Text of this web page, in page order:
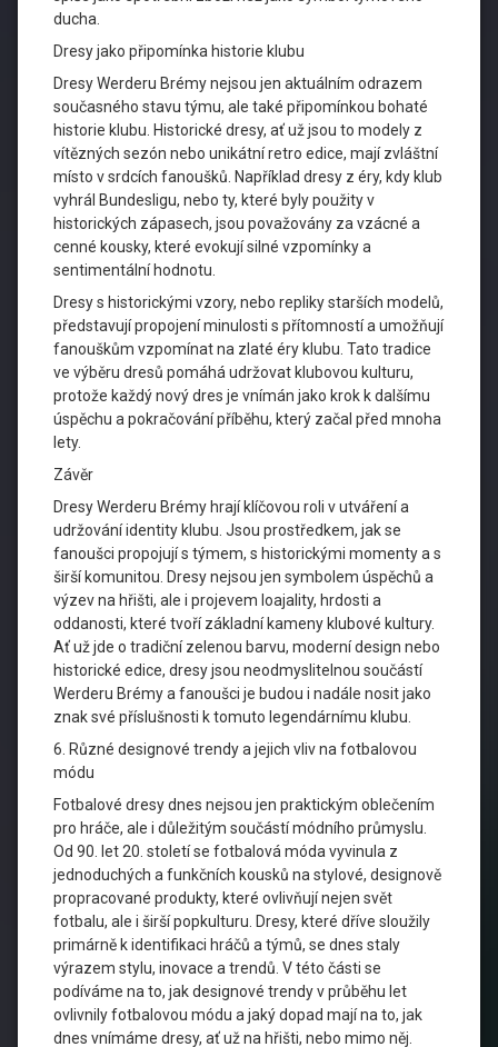
ducha.
Dresy jako připomínka historie klubu
Dresy Werderu Brémy nejsou jen aktuálním odrazem
současného stavu týmu, ale také připomínkou bohaté
historie klubu. Historické dresy, ať už jsou to modely z
vítězných sezón nebo unikátní retro edice, mají zvláštní
místo v srdcích fanoušků. Například dresy z éry, kdy klub
vyhrál Bundesligu, nebo ty, které byly použity v
historických zápasech, jsou považovány za vzácné a
cenné kousky, které evokují silné vzpomínky a
sentimentální hodnotu.
Dresy s historickými vzory, nebo repliky starších modelů,
představují propojení minulosti s přítomností a umožňují
fanouškům vzpomínat na zlaté éry klubu. Tato tradice
ve výběru dresů pomáhá udržovat klubovou kulturu,
protože každý nový dres je vnímán jako krok k dalšímu
úspěchu a pokračování příběhu, který začal před mnoha
lety.
Závěr
Dresy Werderu Brémy hrají klíčovou roli v utváření a
udržování identity klubu. Jsou prostředkem, jak se
fanoušci propojují s týmem, s historickými momenty a s
širší komunitou. Dresy nejsou jen symbolem úspěchů a
výzev na hřišti, ale i projevem loajality, hrdosti a
oddanosti, které tvoří základní kameny klubové kultury.
Ať už jde o tradiční zelenou barvu, moderní design nebo
historické edice, dresy jsou neodmyslitelnou součástí
Werderu Brémy a fanoušci je budou i nadále nosit jako
znak své příslušnosti k tomuto legendárnímu klubu.
6. Různé designové trendy a jejich vliv na fotbalovou
módu
Fotbalové dresy dnes nejsou jen praktickým oblečením
pro hráče, ale i důležitým součástí módního průmyslu.
Od 90. let 20. století se fotbalová móda vyvinula z
jednoduchých a funkčních kousků na stylové, designově
propracované produkty, které ovlivňují nejen svět
fotbalu, ale i širší popkulturu. Dresy, které dříve sloužily
primárně k identifikaci hráčů a týmů, se dnes staly
výrazem stylu, inovace a trendů. V této části se
podíváme na to, jak designové trendy v průběhu let
ovlivnily fotbalovou módu a jaký dopad mají na to, jak
dnes vnímáme dresy, ať už na hřišti, nebo mimo něj.